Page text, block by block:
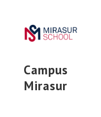
Campus
Mirasur